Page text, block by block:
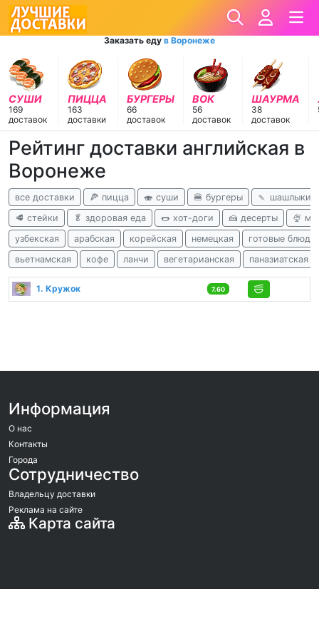
Заказать еду в Воронеже
СУШИ
169
доставок
ПИЦЦА
163
доставки
БУРГЕРЫ
66
доставок
ВОК
56
доставок
ШАУРМА
38
доставок
Рейтинг доставки английская в
Воронеже
все доставки 🍕 пицца 🍣 суши 🍔 бургеры
🍡 шашлыки
🥩 стейки
🥬 здоровая еда 🌭 хот-доги 🍰 десерты
🍨
узбекская
арабская корейская немецкая
готовые блюда
вьетнамская
кофе ланчи вегетарианская паназиатская
1. Кружок 7.60
Информация
О нас
Контакты
Города
Сотрудничество
Владельцу доставки
Реклама на сайте
Карта сайта